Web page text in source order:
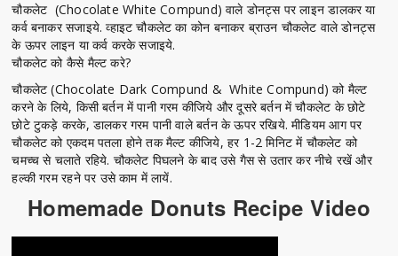
चौकलेट (Chocolate White Compund) वाले डोनट्स पर लाइन डालकर या
कर्व बनाकर सजाइये. व्हाइट चौकलेट का कोन बनाकर ब्राउन चौकलेट वाले डोनट्स
के ऊपर लाइन या कर्व करके सजाइये.
चौकलेट को कैसे मैल्ट करे?
चौकलेट (Chocolate Dark Compund & White Compund) को मैल्ट
करने के लिये, किसी बर्तन में पानी गरम कीजिये और दूसरे बर्तन में चौकलेट के छोटे
छोटे टुकड़े करके, डालकर गरम पानी वाले बर्तन के ऊपर रखिये. मीडियम आग पर
चौकलेट को एकदम पतला होने तक मैल्ट कीजिये, हर 1-2 मिनिट में चौकलेट को
चमच्च से चलाते रहिये. चौकलेट पिघलने के बाद उसे गैस से उतार कर नीचे रखें और
हल्की गरम रहने पर उसे काम में लायें.
Homemade Donuts Recipe Video